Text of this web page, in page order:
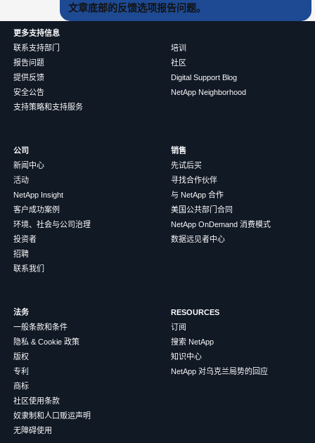
文章底部的反馈选项报告问题。
更多支持信息
联系支持部门
报告问题
提供反馈
安全公告
支持策略和支持服务
培训
社区
Digital Support Blog
NetApp Neighborhood
公司
新闻中心
活动
NetApp Insight
客户成功案例
环境、社会与公司治理
投资者
招聘
联系我们
销售
先试后买
寻找合作伙伴
与 NetApp 合作
美国公共部门合同
NetApp OnDemand 消费模式
数据远见者中心
法务
一般条款和条件
隐私 & Cookie 政策
版权
专利
商标
社区使用条款
奴隶制和人口贩运声明
无障碍使用
RESOURCES
订阅
搜索 NetApp
知识中心
NetApp 对乌克兰局势的回应